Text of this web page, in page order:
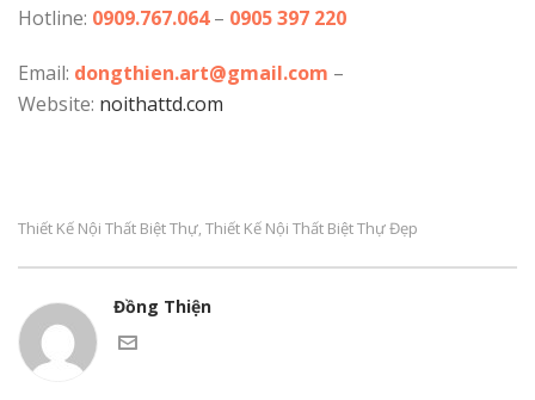
Hotline: 0909.767.064– 0905 397 220
Email: dongthien.art@gmail.com –
Website: noithattd.com
Thiết Kế Nội Thất Biệt Thự, Thiết Kế Nội Thất Biệt Thự Đẹp
Đồng Thiện